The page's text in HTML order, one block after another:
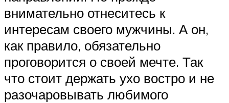
внимательно отнеситесь к
интересам своего мужчины. А он,
как правило, обязательно
проговорится о своей мечте. Так
что стоит держать ухо востро и не
разочаровывать любимого